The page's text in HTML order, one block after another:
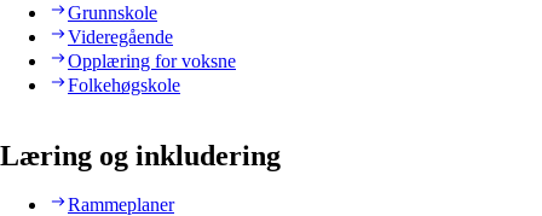
Grunnskole
Videregående
Opplæring for voksne
Folkehøgskole
Læring og inkludering
Rammeplaner